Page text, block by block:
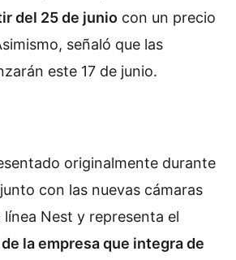
del 25 de junio con un precio
señaló que las
este 17 de junio.
originalmente durante
con las nuevas cámaras
Nest y representa el
la empresa que integra de